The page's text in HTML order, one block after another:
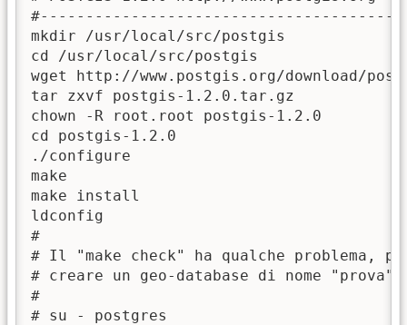
mkdir /usr/local/src/postgis
cd /usr/local/src/postgis
wget http://www.postgis.org/download/
tar zxvf postgis-1.2.0.tar.gz
chown -R root.root postgis-1.2.0
cd postgis-1.2.0
./configure
make
make install
ldconfig
#
# Il "make check" ha qualche problema,
# creare un geo-database di nome "prova"
#
# su - postgres